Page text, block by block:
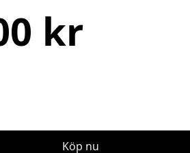
kr
Köp nu